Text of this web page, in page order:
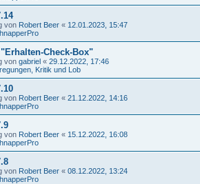
von Robert Beer « 12.01.2023, 15:47
Check-Box"
von gabriel « 29.12.2022, 17:46
Kritik und Lob
von Robert Beer « 21.12.2022, 14:16
von Robert Beer « 15.12.2022, 16:08
von Robert Beer « 08.12.2022, 13:24